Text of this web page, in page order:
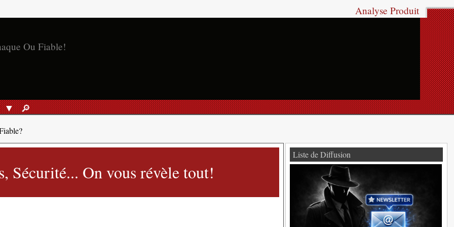
Analyse Produit
RECHERCHER
🔎︎
Sécurité... On vous révèle tout!
Liste de Diffusion